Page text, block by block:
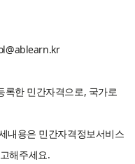
록한 민간자격으로, 국가로
내용은 민간자격정보서비스
해주세요.